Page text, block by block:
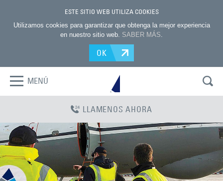
ESTE SITIO WEB UTILIZA COOKIES
Utilizamos cookies para garantizar que obtenga la mejor experiencia
en nuestro sitio web. SABER MÁS.
OK
MENÚ
LLAMENOS AHORA